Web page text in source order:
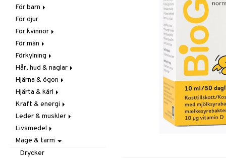
LCHF
Raw Food
Marina fettsyror
Veg fettsyror
För barn
Fettsyror
Hudvård
Vitamin & mineral
För djur
För kvinnor
Graviditet & amning
Klimakterie & PMS
Näringstillskott
Övriga
Sex & lust
Skelett
Urinvägar
För män
Näringstillskott
Övriga
Prostata
Sex & lust
Förkylning
C-vitamin
Förebyggande &
lindrande
Hostdämpande
Öron, näsa & hals
Övriga
Virushämmande
Vitlök
Hår, hud & naglar
Hår
Kosttillskott
Sol & pigment
Hjärna & ögon
Fettsyror
Minne
Ögon
Hjärta & kärl
Ginkgo biloba
Kärlstärkande
Kolesterolsänkande
Marina fettsyror
Veg fettsyror
Kraft & energi
Ginseng
Övriga
Prestation
Q-10
Leder & muskler
Kosttillskott
Utvärtes
Livsmedel
Bars
Choklad
Mage & tarm
Drycker